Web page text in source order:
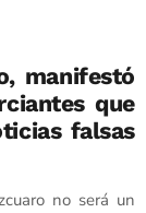
manifestó
que
falsas
no será un